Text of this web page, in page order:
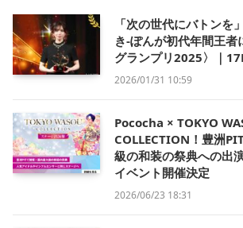
「次の世代にバトンを
き-ぽんが初代年間王者
グランプリ2025〉｜
2026/01/31 10:59
Pococha × TOKYO
COLLECTION！豊洲
級の和装の祭典への出
イベント開催決定
2026/06/23 18:31